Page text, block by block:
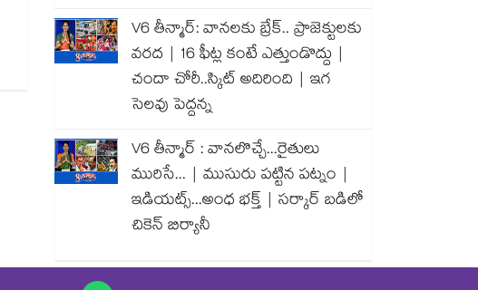
V6 తీన్మార్: వానలకు బ్రేక్.. ప్రాజెక్టులకు
వరద | 16 ఫీట్ల కంటే ఎత్తుండొద్దు |
చందా చోరీ..స్కిట్ అదిరింది | ఇగ
సెలవు పెద్దన్న
V6 తీన్మార్ : వానలొచ్చే...రైతులు
మురిసే... | ముసురు పట్టిన పట్నం |
ఇడియట్స్...అంధ భక్త్ | సర్కార్ బడిలో
చికెన్ బిర్యానీ